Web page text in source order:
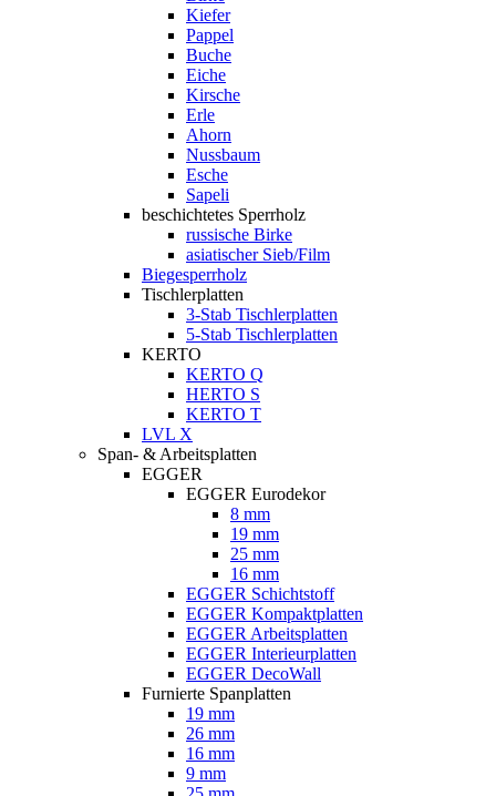
Kiefer
Pappel
Buche
Eiche
Kirsche
Erle
Ahorn
Nussbaum
Esche
Sapeli
beschichtetes Sperrholz
russische Birke
asiatischer Sieb/Film
Biegesperrholz
Tischlerplatten
3-Stab Tischlerplatten
5-Stab Tischlerplatten
KERTO
KERTO Q
HERTO S
KERTO T
LVL X
Span- & Arbeitsplatten
EGGER
EGGER Eurodekor
8 mm
19 mm
25 mm
16 mm
EGGER Schichtstoff
EGGER Kompaktplatten
EGGER Arbeitsplatten
EGGER Interieurplatten
EGGER DecoWall
Furnierte Spanplatten
19 mm
26 mm
16 mm
9 mm